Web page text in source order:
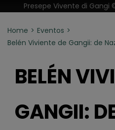
Presepe Vivente di Gangi
Home
Eventos
Belén Viviente de Gangii: de
BELÉN
GANGII: